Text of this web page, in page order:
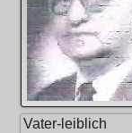
Vater-leiblich